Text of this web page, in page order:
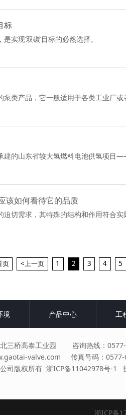
标
实现‘双碳’目标的必然选择。
类产品，它一般适用于各类工业厂或
建的山东省较大氢燃料电池供氢项目
该如何看待它的品质
切需求，其特殊的结构和作用符合实
页 <上一页 1 2 3 4 5
境 产品中心 工
北三桥高泰工业园 咨询热线：
valve.com 传真号码：0577-
司版权所有 浙ICP备11042978号-1
浙ICP备